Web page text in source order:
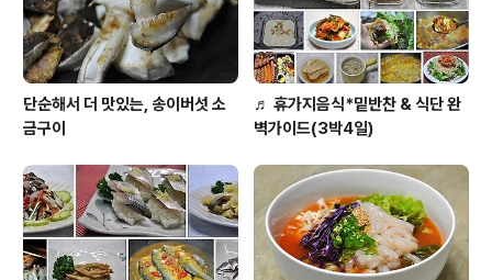
가루), 양파 1개, 가래떡 1..
단순해서 더 맛있는, 송이버섯 소
금구이
♬ 휴가지음식*밑반찬 & 식단 완
벽가이드(3박4일)